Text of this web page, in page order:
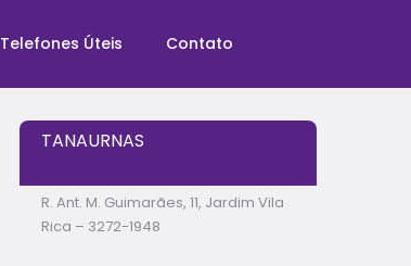
Telefones Úteis Contato
TANAURNAS
R. Ant. M. Guimarães, 11, Jardim Vila
Rica – 3272-1948